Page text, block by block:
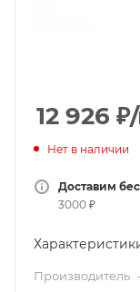
12 926 ₽
Нет в наличии
Доставим
3000 ₽
Производитель